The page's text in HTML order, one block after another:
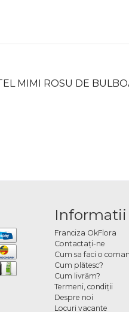
MIMI ROSU DE
Informatii
Franciza OkFlora
Contactaţi-ne
Cum sa faci o
Cum plătesc?
Cum livrăm?
Termeni, condiţii
Despre noi
Locuri vacante